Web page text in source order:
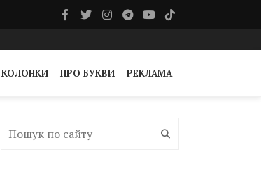
КОЛОНКИ ПРО БУКВИ РЕКЛАМА